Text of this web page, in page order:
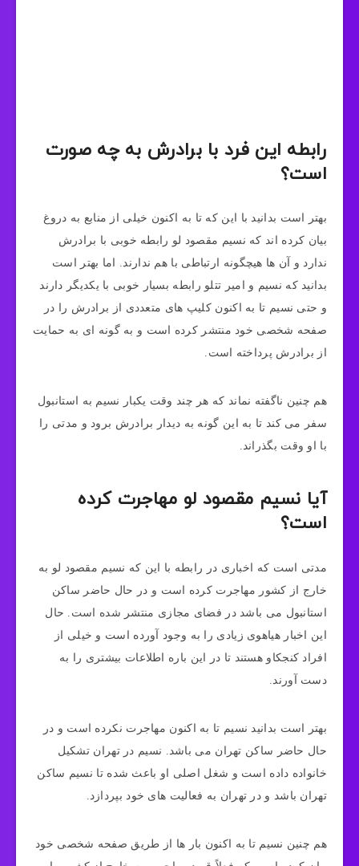
رابطه این فرد با برادرش به چه صورت
است؟
بهتر است بدانید با این که تا به اکنون خیلی از منابع به دروغ
بیان کرده اند که نسیم مقصود لو رابطه خوبی با برادرش
ندارد و آن ها هیچگونه ارتباطی با هم ندارند. اما بهتر است
بدانید که نسیم و امیر تتلو رابطه بسیار خوبی با یکدیگر دارند
و حتی نسیم تا به اکنون کلیپ‌ های متعددی از برادرش را در
صفحه شخصی خود منتشر کرده است و به گونه ای به حمایت
از برادرش پرداخته است.
هم چنین ناگفته نماند که هر چند وقت یکبار نسیم به استانبول
سفر می‌ کند تا به این گونه به دیدار برادرش برود و مدتی را
با او وقت بگذراند.
آیا نسیم مقصود لو مهاجرت کرده
است؟
مدتی است که اخباری در رابطه با این که نسیم مقصود لو به
خارج از کشور مهاجرت کرده است و در حال حاضر ساکن
استانبول می‌ باشد در فضای مجازی منتشر شده است. حال
این اخبار هیاهوی زیادی را به وجود آورده است و خیلی از
افراد کنجکاو هستند تا در این باره اطلاعات بیشتری را به
دست آورند.
بهتر است بدانید نسیم تا به اکنون مهاجرت نکرده است و در
حال حاضر ساکن تهران می‌ باشد. نسیم در تهران تشکیل
خانواده داده است و شغل اصلی او باعث شده تا نسیم ساکن
تهران باشد و در تهران به فعالیت‌ های خود بپردازد.
هم چنین نسیم تا به اکنون بار ها از طریق صفحه شخصی خود